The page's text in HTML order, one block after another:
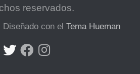
reservados.
Diseñado con el Tema Hueman